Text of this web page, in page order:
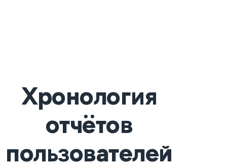
Хронология
отчётов
пользователей